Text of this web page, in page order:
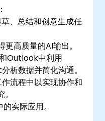
、总结和创意生成任
高质量的AI输出。
Outlook中利用
数据并简化沟通。
流程中以实现协作和
实际应用。